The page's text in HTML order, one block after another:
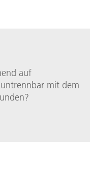
auf
mit dem